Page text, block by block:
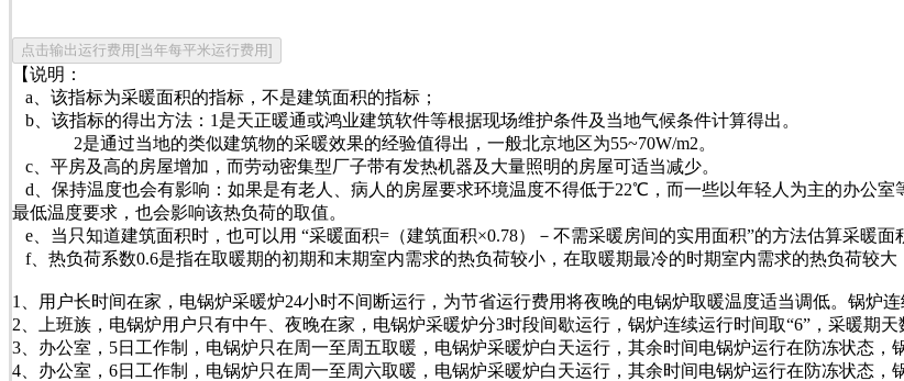
【说明：
a、该指标为采暖面积的指标，不是建筑面积的指标；
b、该指标的得出方法：1是天正暖通或鸿业建筑软件等根据现场维护条件及当地气候条件计算得出。
2是通过当地的类似建筑物的采暖效果的经验值得出，一般北京地区为55~70W/m2。
c、平房及高的房屋增加，而劳动密集型厂子带有发热机器及大量照明的房屋可适当减少。
d、保持温度也会有影响：如果是有老人、病人的房屋要求环境温度不得低于22℃，而一些以年轻人为主的办公
最低温度要求，也会影响该热负荷的取值。
e、当只知道建筑面积时，也可以用 “采暖面积=（建筑面积×0.78）－不需采暖房间的实用面积”的方法估算采暖面
f、热负荷系数0.6是指在取暖期的初期和末期室内需求的热负荷较小，在取暖期最冷的时期室内需求的热负荷较大
1、用户长时间在家，电锅炉采暖炉24小时不间断运行，为节省运行费用将夜晚的电锅炉取暖温度适当调低。锅炉连
2、上班族，电锅炉用户只有中午、夜晚在家，电锅炉采暖炉分3时段间歇运行，锅炉连续运行时间取“6”，采暖期天
3、办公室，5日工作制，电锅炉只在周一至周五取暖，电锅炉采暖炉白天运行，其余时间电锅炉运行在防冻状态，
4、办公室，6日工作制，电锅炉只在周一至周六取暖，电锅炉采暖炉白天运行，其余时间电锅炉运行在防冻状态，